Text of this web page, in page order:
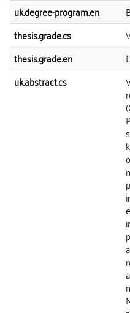
uk.degree-program.en
thesis.grade.cs
thesis.grade.en
uk.abstract.cs